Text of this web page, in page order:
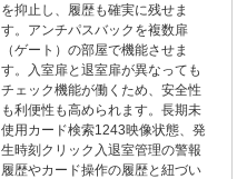
を抑止し、履歴も確実に残せま
す。アンチパスバックを複数扉
（ゲート）の部屋で機能させま
す。入室扉と退室扉が異なっても
チェック機能が働くため、安全性
も利便性も高められます。長期未
使用カード検索1243映像状態、発
生時刻クリック入退室管理の警報
履歴やカード操作の履歴と紐づい